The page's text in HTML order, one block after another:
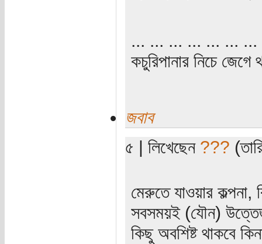
... ... ... ... ... ...
কচুরিপানার নিচে জেগে
জবাব
৫ | লিখেছেন ???
মেরুতে যাওয়ার
সবসময়ই (যৌন)
কিছু অবশিষ্ট থাকবে